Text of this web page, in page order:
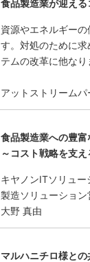
食品製造業が迎え
資源やエネルギー
す。対処のために
テムの改革に他なり
アットストリーム
食品製造業への豊
～コスト戦略を支
キヤノンITソリュー
製造ソリューション
大野 真由
マルハニチロ様と